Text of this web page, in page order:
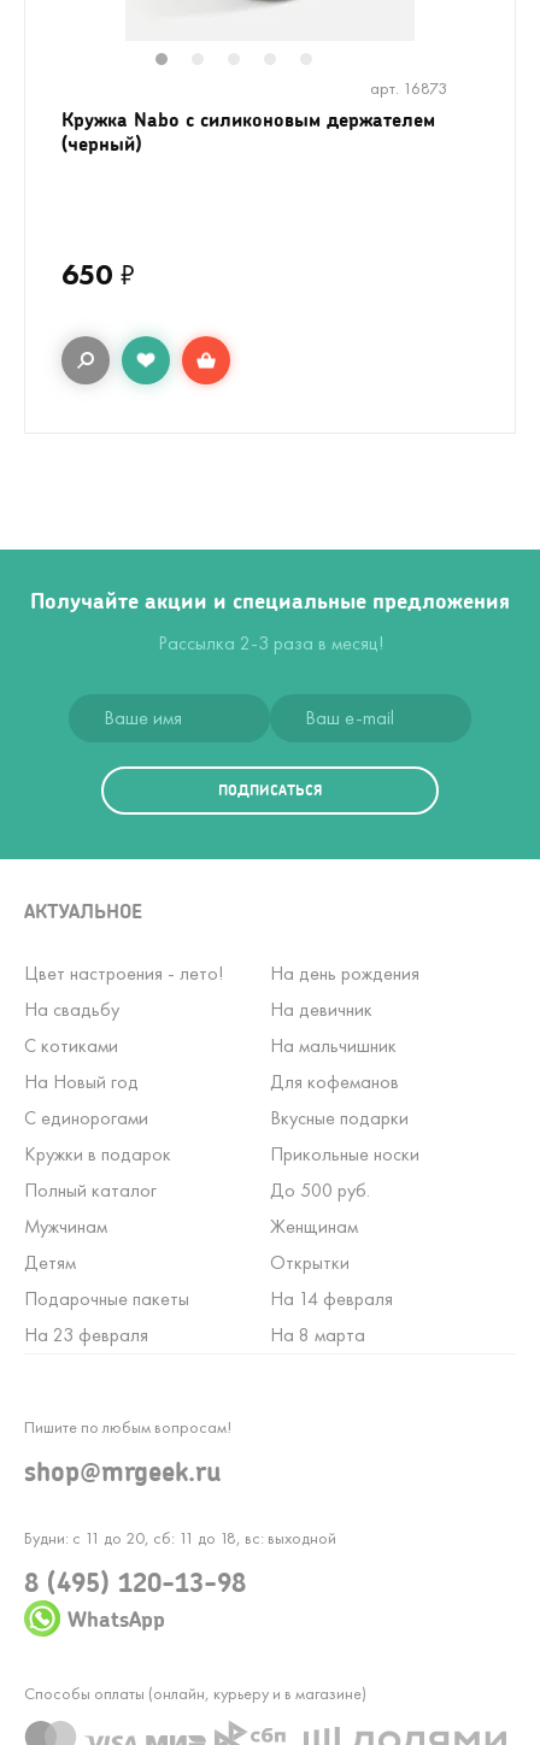
арт. 16873
Кружка Nabo с силиконовым держателем
(черный)
650 ₽
Получайте акции и специальные предложения
Рассылка 2-3 раза в месяц!
ПОДПИСАТЬСЯ
АКТУАЛЬНОЕ
Цвет настроения - лето!
На день рождения
На свадьбу
На девичник
С котиками
На мальчишник
На Новый год
Для кофеманов
С единорогами
Вкусные подарки
Кружки в подарок
Прикольные носки
Полный каталог
До 500 руб.
Мужчинам
Женщинам
Детям
Открытки
Подарочные пакеты
На 14 февраля
На 23 февраля
На 8 марта
Будни: с 11 до 20, сб: 11 до 18, вс: выходной
8 (495) 120-13-98
WhatsApp
Пишите по любым вопросам!
shop@mrgeek.ru
Способы оплаты (онлайн, курьеру и в магазине)